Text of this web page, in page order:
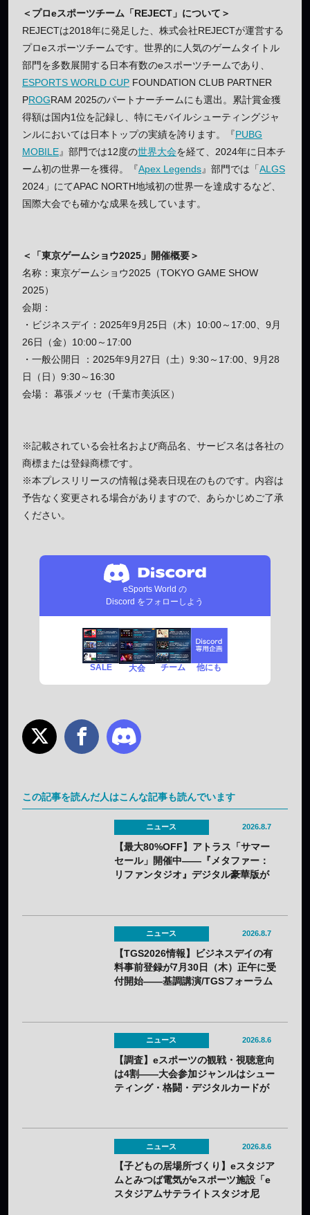
＜プロeスポーツチーム「REJECT」について＞
REJECTは2018年に発足した、株式会社REJECTが運営する
プロeスポーツチームです。世界的に人気のゲームタイトル
部門を多数展開する日本有数のeスポーツチームであり、
ESPORTS WORLD CUP FOUNDATION CLUB PARTNER
PROGRAM 2025のパートナーチームにも選出。累計賞金獲
得額は国内1位を記録し、特にモバイルシューティングジャ
ンルにおいては日本トップの実績を誇ります。『PUBG
MOBILE』部門では12度の世界大会を経て、2024年に日本チ
ーム初の世界一を獲得。『Apex Legends』部門では「ALGS
2024」にてAPAC NORTH地域初の世界一を達成するなど、
国際大会でも確かな成果を残しています。
＜「東京ゲームショウ2025」開催概要＞
名称：東京ゲームショウ2025（TOKYO GAME SHOW
2025）
会期：
・ビジネスデイ：2025年9月25日（木）10:00～17:00、9月
26日（金）10:00～17:00
・一般公開日 ：2025年9月27日（土）9:30～17:00、9月28
日（日）9:30～16:30
会場： 幕張メッセ（千葉市美浜区）
※記載されている会社名および商品名、サービス名は各社の
商標または登録商標です。
※本プレスリリースの情報は発表日現在のものです。内容は
予告なく変更される場合がありますので、あらかじめご了承
ください。
eSports World の
Discord をフォローしよう
SALE 大会 チーム 他にも
この記事を読んだ人はこんな記事も読んでいます
ニュース 2026.8.7
【最大80%OFF】アトラス「サマー
セール」開催中——『メタファー：
リファンタジオ』デジタル豪華版が
ニュース 2026.8.7
【TGS2026情報】ビジネスデイの有
料事前登録が7月30日（木）正午に受
付開始——基調講演/TGSフォーラム
ニュース 2026.8.6
【調査】eスポーツの観戦・視聴意向
は4割——大会参加ジャンルはシュー
ティング・格闘・デジタルカードが
ニュース 2026.8.6
【子どもの居場所づくり】eスタジア
ムとみつば電気がeスポーツ施設「e
スタジアムサテライトスタジオ尼